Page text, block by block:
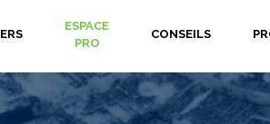
ESPACE
PRO
CONSEILS